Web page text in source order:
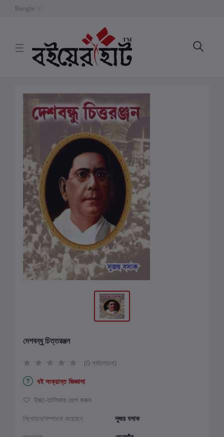
Bangla
দেশবন্ধু চিত্তরঞ্জন
(0 পর্যালোচনা)
বই সংক্রান্ত জিজ্ঞাসা
ইচ্ছা-তালিকায় যোগ করুন
লিখেছেন/সম্পাদনা করেছেন
সুজয় বসাক